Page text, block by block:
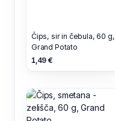
Čips, sir in čebula, 60 g,
Grand Potato
1,49 €